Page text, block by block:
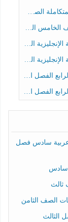
الفصل الثالث
الفصل الثالث
الفصل الثالث
الفصل الثالث
عربية سادس فصل
سادس
ثالث
الصف الثامن
الثالث